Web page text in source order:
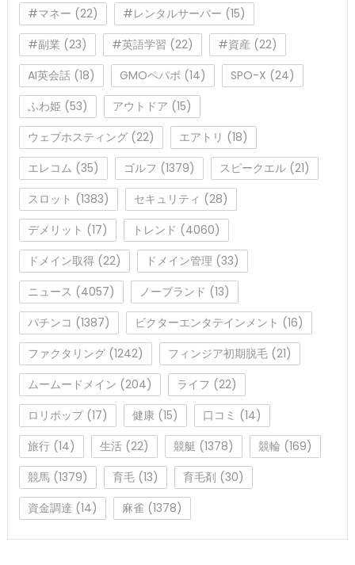
#マネー (22) #レンタルサーバー (15)
#副業 (23) #英語学習 (22) #資産 (22)
AI英会話(18) GMOペパボ (14) SPO-X (24)
ふわ姫 (53) アウトドア (15)
ウェブホスティング(22) エアトリ (18)
エレコム (35) ゴルフ (1379) スピークエル(21)
スロット (1383) セキュリティ (28)
デメリット (17) トレンド (4060)
ドメイン取得(22) ドメイン管理 (33)
ニュース (4057) ノーブランド (13)
パチンコ (1387) ビクターエンタテインメント (16)
ファクタリング(1242) フィンジア初期脱毛(21)
ムームードメイン (204) ライフ (22)
ロリポップ(17) 健康(15) 口コミ (14)
旅行(14) 生活(22) 競艇 (1378) 競輪 (169)
競馬(1379) 育毛(13) 育毛剤 (30)
資金調達 (14) 麻雀 (1378)